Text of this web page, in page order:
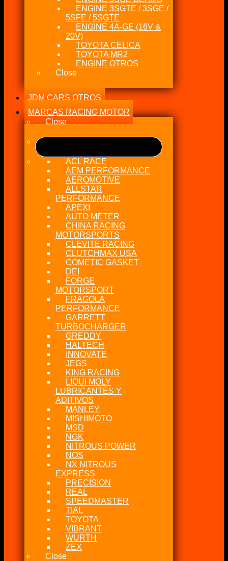
ENGINE 3SGTE / 3SGE /
5SFE / 5SGTE
ENGINE 4A-GE (16V &
20V)
TOYOTA CELICA
TOYOTA MR2
ENGINE OTROS
Close
JDM CARS OTROS
MARCAS RACING MOTOR
Close
ACL RACE
AEM PERFORMANCE
AEROMOTIVE
ALLSTAR
PERFORMANCE
APEXI
AUTO METER
CHINA RACING
MOTORSPORTS
CLEVITE RACING
CLUTCHMAX USA
COMETIC GASKET
DEI
FORGE
MOTORSPORT
FRAGOLA
PERFORMANCE
GARRETT
TURBOCHARGER
GREDDY
HALTECH
INNOVATE
JEGS
KING RACING
LIQUI MOLY
LUBRICANTES Y
ADITIVOS
MANLEY
MISHIMOTO
MSD
NGK
NITROUS POWER
NOS
NX NITROUS
EXPRESS
PRECISION
REAL
SPEEDMASTER
TIAL
TOYOTA
VIBRANT
WURTH
ZEX
Close